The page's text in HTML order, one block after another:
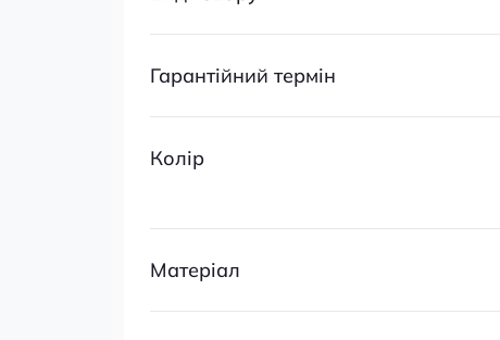
Гарантійний термін
Колір
Матеріал